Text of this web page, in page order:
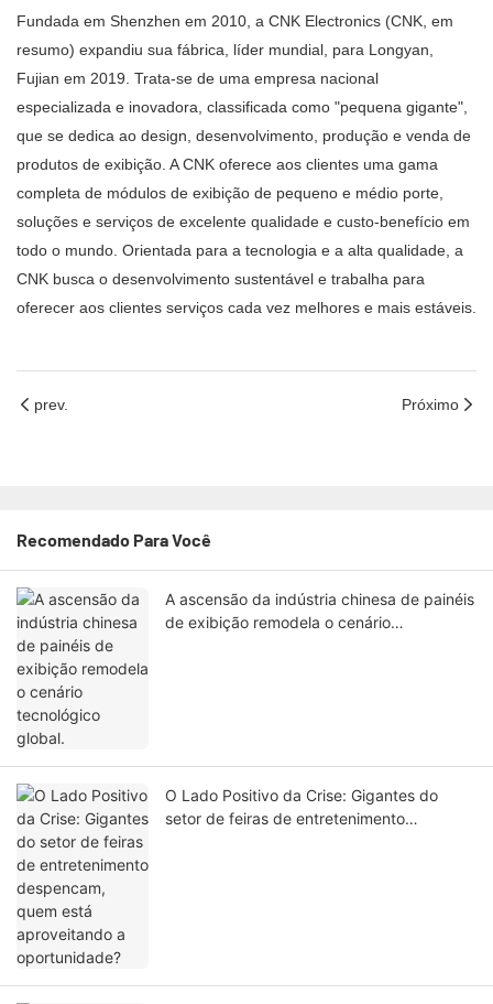
Fundada em Shenzhen em 2010, a CNK Electronics (CNK, em
resumo) expandiu sua fábrica, líder mundial, para Longyan,
Fujian em 2019. Trata-se de uma empresa nacional
especializada e inovadora, classificada como "pequena gigante",
que se dedica ao design, desenvolvimento, produção e venda de
produtos de exibição. A CNK oferece aos clientes uma gama
completa de módulos de exibição de pequeno e médio porte,
soluções e serviços de excelente qualidade e custo-benefício em
todo o mundo. Orientada para a tecnologia e a alta qualidade, a
CNK busca o desenvolvimento sustentável e trabalha para
oferecer aos clientes serviços cada vez melhores e mais estáveis.
prev. Próximo
Recomendado Para Você
A ascensão da indústria chinesa de painéis
de exibição remodela o cenário
O Lado Positivo da Crise: Gigantes do
setor de feiras de entretenimento